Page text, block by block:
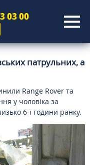
03 00
патрульних, а
Range Rover та
у чоловіка за
6-ї години ранку.